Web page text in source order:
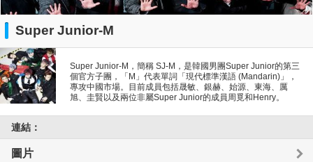
Super Junior-M
Super Junior-M，簡稱 SJ-M，是韓國男團Super Junior的第三
個官方子團，「M」代表單詞「現代標準漢語 (Mandarin)」，
專攻中國市場。目前成員包括晟敏、銀赫、始源、東海、厲
旭、圭賢以及兩位非屬Super Junior的成員周覓和Henry。
連結：
圖片